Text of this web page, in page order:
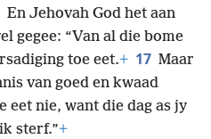
En Jehovah God het aan
gegee: “Van al die bome
toe eet.+ 17 Maar
van goed en kwaad
eet nie, want die dag as jy
sterf.”+